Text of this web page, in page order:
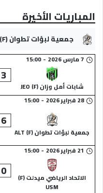
المباريات الأخيرة
جمعية لبؤات تطوان (F) ALT
7 مارس 2026 -
15:00
شابات أمل وزان (F) JEO
3
28 فبراير 2026 -
15:00
جمعية لبؤات تطوان (F) ALT
6
21 فبراير 2026 -
15:00
الاتحاد الرياضي ميدلت (F)
USM
0